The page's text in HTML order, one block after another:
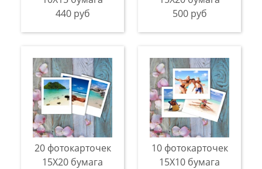
440 руб
500 руб
20 фотокарточек
15Х20 бумага
10 фотокарточек
15Х10 бумага